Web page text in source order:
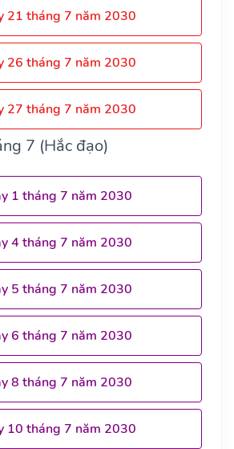
21 tháng 7 năm 2030
26 tháng 7 năm 2030
27 tháng 7 năm 2030
7 (Hắc đạo)
1 tháng 7 năm 2030
4 tháng 7 năm 2030
5 tháng 7 năm 2030
6 tháng 7 năm 2030
8 tháng 7 năm 2030
10 tháng 7 năm 2030